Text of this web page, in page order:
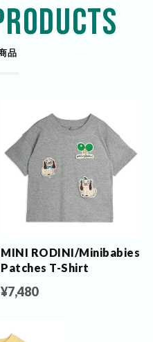
品
MINI RODINI/Minibabies
Patches T-Shirt
¥7,480